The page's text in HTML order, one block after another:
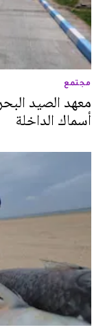
مجتمع
معهد الصيد
أسماك الداخلة